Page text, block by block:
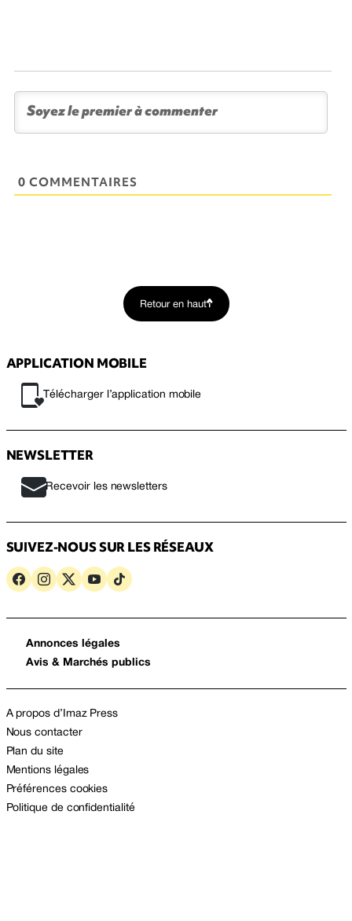
0 COMMENTAIRES
Retour en haut
APPLICATION MOBILE
Télécharger l’application mobile
NEWSLETTER
Recevoir les newsletters
SUIVEZ-NOUS SUR LES RÉSEAUX
Annonces légales
Avis & Marchés publics
A propos d’Imaz Press
Nous contacter
Plan du site
Mentions légales
Préférences cookies
Politique de confidentialité